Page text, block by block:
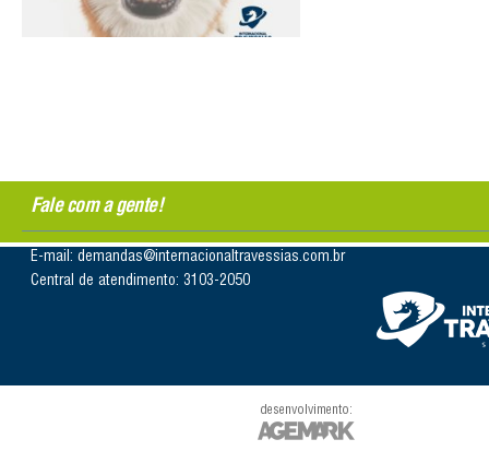
Fale com a gente!
E-mail: demandas@internacionaltravessias.com.br
Central de atendimento: 3103-2050
desenvolvimento: